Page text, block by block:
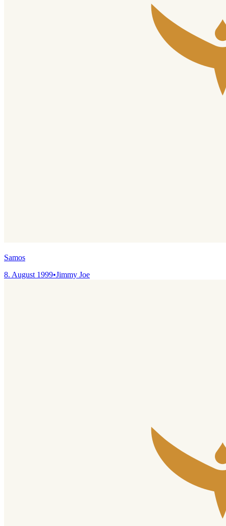
Samos
8. August 1999•Jimmy Joe